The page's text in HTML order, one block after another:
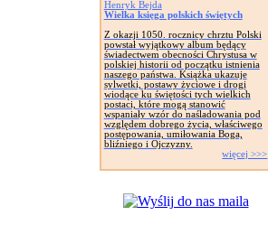
Henryk Bejda
Wielka księga polskich świętych
Z okazji 1050. rocznicy chrztu Polski
powstał wyjątkowy album będący
świadectwem obecności Chrystusa w
polskiej historii od początku istnienia
naszego państwa. Książka ukazuje
sylwetki, postawy życiowe i drogi
wiodące ku świętości tych wielkich
postaci, które mogą stanowić
wspaniały wzór do naśladowania pod
względem dobrego życia, właściwego
postępowania, umiłowania Boga,
bliźniego i Ojczyzny.
więcej >>>